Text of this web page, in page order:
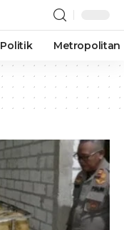
Politik Metropolitan